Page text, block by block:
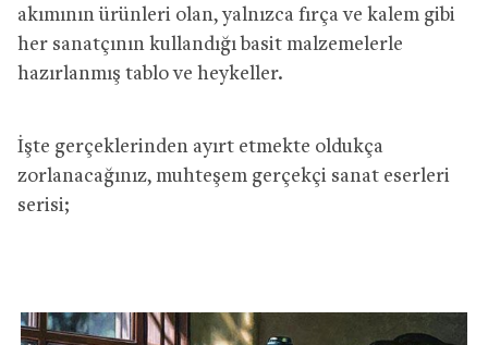
akımının ürünleri olan, yalnızca fırça ve kalem gibi
her sanatçının kullandığı basit malzemelerle
hazırlanmış tablo ve heykeller.
İşte gerçeklerinden ayırt etmekte oldukça
zorlanacağınız, muhteşem gerçekçi sanat eserleri
serisi;